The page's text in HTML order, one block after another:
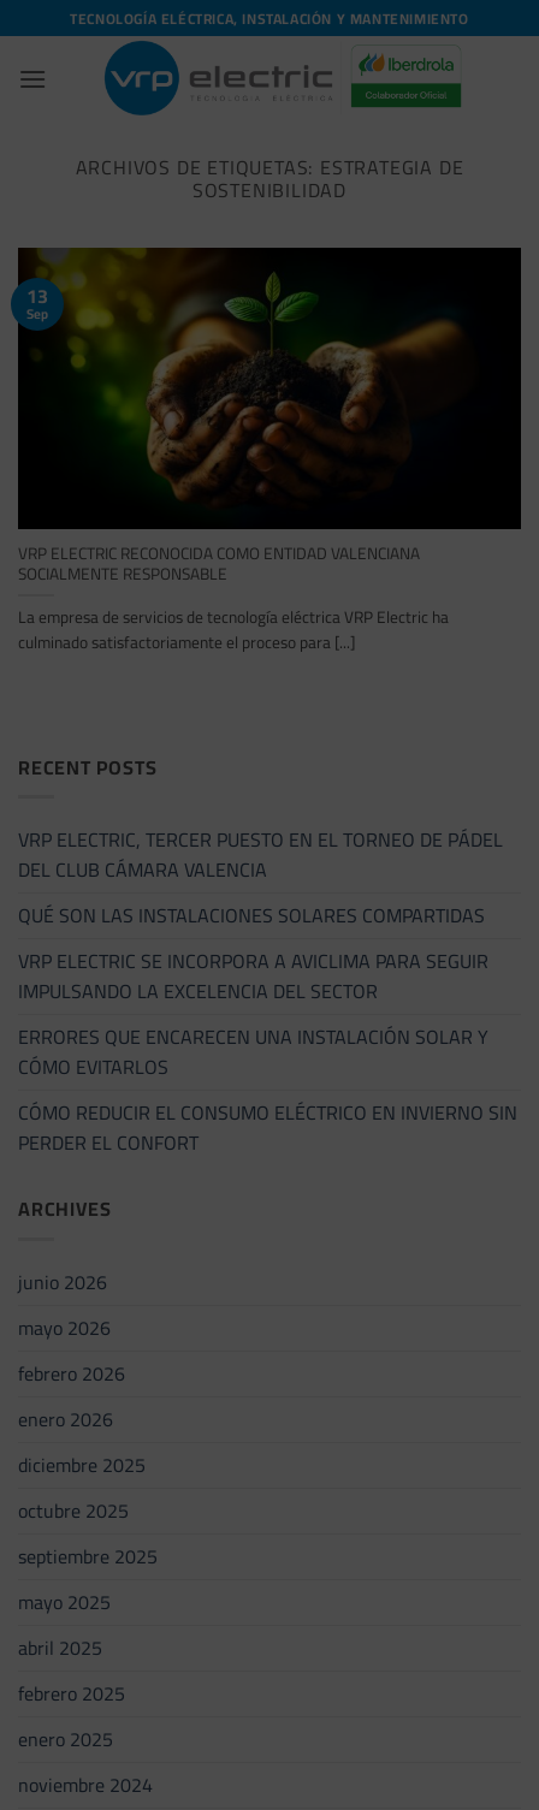
al
contenido
TECNOLOGÍA ELÉCTRICA, INSTALACIÓN Y MANTENIMIENTO
ARCHIVOS DE ETIQUETAS: ESTRATEGIA DE
SOSTENIBILIDAD
VRP ELECTRIC RECONOCIDA COMO ENTIDAD VALENCIANA
SOCIALMENTE RESPONSABLE
La empresa de servicios de tecnología eléctrica VRP Electric ha
culminado satisfactoriamente el proceso para [...]
13
Sep
RECENT POSTS
VRP ELECTRIC, TERCER PUESTO EN EL TORNEO DE PÁDEL
DEL CLUB CÁMARA VALENCIA
QUÉ SON LAS INSTALACIONES SOLARES COMPARTIDAS
VRP ELECTRIC SE INCORPORA A AVICLIMA PARA SEGUIR
IMPULSANDO LA EXCELENCIA DEL SECTOR
ERRORES QUE ENCARECEN UNA INSTALACIÓN SOLAR Y
CÓMO EVITARLOS
CÓMO REDUCIR EL CONSUMO ELÉCTRICO EN INVIERNO SIN
PERDER EL CONFORT
ARCHIVES
junio 2026
mayo 2026
febrero 2026
enero 2026
diciembre 2025
octubre 2025
septiembre 2025
mayo 2025
abril 2025
febrero 2025
enero 2025
noviembre 2024